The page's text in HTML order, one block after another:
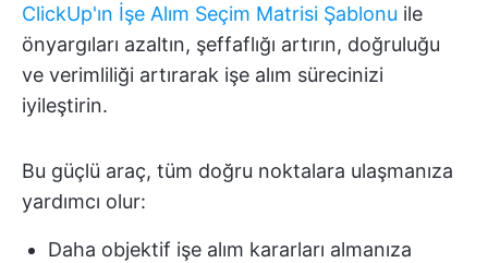
ClickUp'ın İşe Alım Seçim Matrisi Şablonu ile
önyargıları azaltın, şeffaflığı artırın, doğruluğu
ve verimliliği artırarak işe alım sürecinizi
iyileştirin.
Bu güçlü araç, tüm doğru noktalara ulaşmanıza
yardımcı olur:
Daha objektif işe alım kararları almanıza